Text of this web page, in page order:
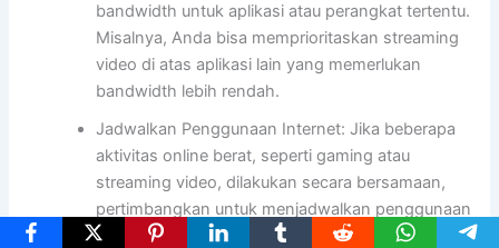
bandwidth untuk aplikasi atau perangkat tertentu.
Misalnya, Anda bisa memprioritaskan streaming
video di atas aplikasi lain yang memerlukan
bandwidth lebih rendah.
Jadwalkan Penggunaan Internet: Jika beberapa
aktivitas online berat, seperti gaming atau
streaming video, dilakukan secara bersamaan,
pertimbangkan untuk menjadwalkan penggunaan
internet agar tidak bersamaan. Ini dapat